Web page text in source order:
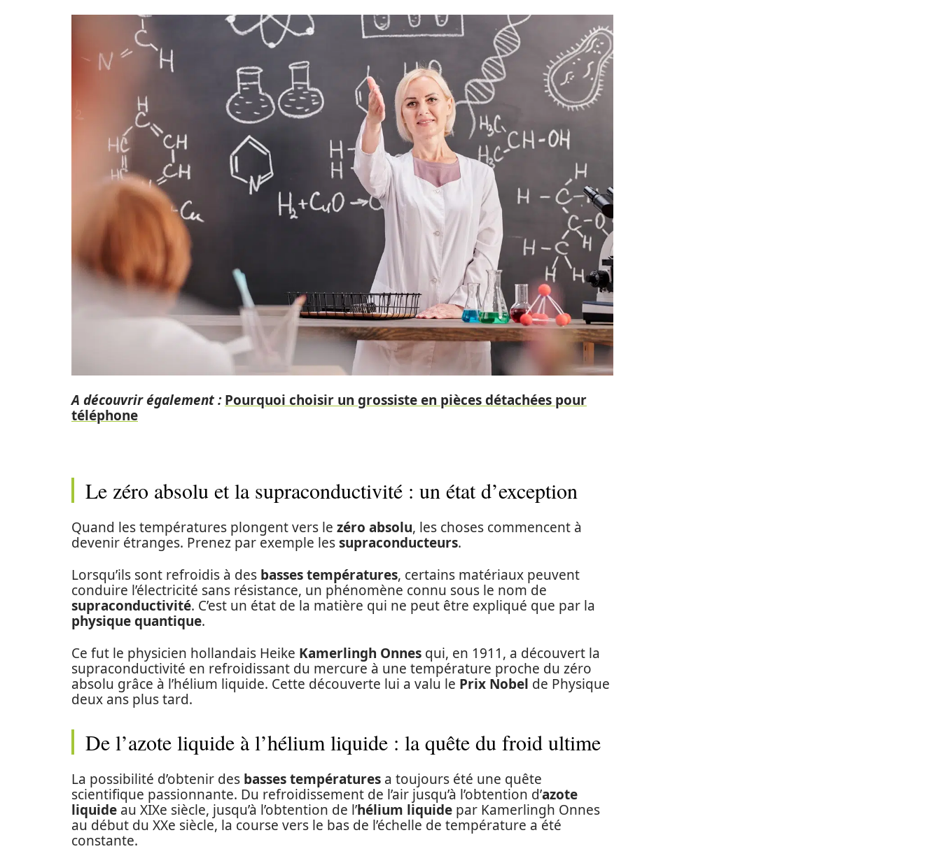
A découvrir également : Pourquoi choisir un grossiste en pièces détachées pour
téléphone
Le zéro absolu et la supraconductivité : un état d’exception
Quand les températures plongent vers le zéro absolu, les choses commencent à
devenir étranges. Prenez par exemple lessupraconducteurs.
Lorsqu’ils sont refroidis à des basses températures, certains matériaux peuvent
conduire l’électricité sans résistance, un phénomène connu sous le nom de
supraconductivité. C’est un état de la matière qui ne peut être expliqué que par la
physique quantique.
Ce fut le physicien hollandais Heike Kamerlingh Onnes qui, en 1911, a découvert la
supraconductivité en refroidissant du mercure à une température proche du zéro
absolu grâce à l’hélium liquide. Cette découverte lui a valu le Prix Nobel de Physique
deux ans plus tard.
De l’azote liquide à l’hélium liquide : la quête du froid ultime
La possibilité d’obtenir des basses températures a toujours été une quête
scientifique passionnante. Du refroidissement de l’air jusqu’à l’obtention d’azote
liquide au XIXe siècle, jusqu’à l’obtention de l’hélium liquide par Kamerlingh Onnes
au début du XXe siècle, la course vers le bas de l’échelle de température a été
constante.